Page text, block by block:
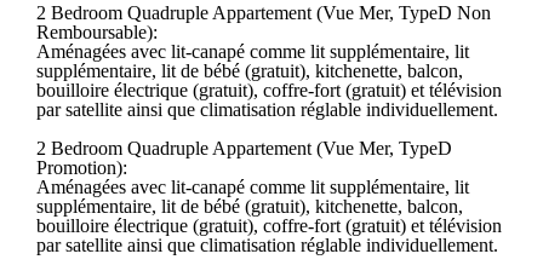
2 Bedroom Quadruple Appartement (Vue Mer, TypeD Non
Remboursable):
Aménagées avec lit-canapé comme lit supplémentaire, lit
supplémentaire, lit de bébé (gratuit), kitchenette, balcon,
bouilloire électrique (gratuit), coffre-fort (gratuit) et télévision
par satellite ainsi que climatisation réglable individuellement.
2 Bedroom Quadruple Appartement (Vue Mer, TypeD
Promotion):
Aménagées avec lit-canapé comme lit supplémentaire, lit
supplémentaire, lit de bébé (gratuit), kitchenette, balcon,
bouilloire électrique (gratuit), coffre-fort (gratuit) et télévision
par satellite ainsi que climatisation réglable individuellement.